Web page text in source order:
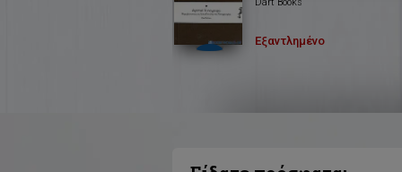
Dart Books
Εξαντλημένο